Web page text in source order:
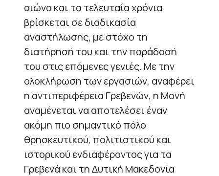
αιώνα και τα τελευταία χρόνια
βρίσκεται σε διαδικασία
αναστήλωσης, με στόχο τη
διατήρησή του και την παράδοσή
του στις επόμενες γενιές. Με την
ολοκλήρωση των εργασιών, αναφέρει
η αντιπεριφέρεια Γρεβενών, η Μονή
αναμένεται να αποτελέσει έναν
ακόμη πιο σημαντικό πόλο
θρησκευτικού, πολιτιστικού και
ιστορικού ενδιαφέροντος για τα
Γρεβενά και τη Δυτική Μακεδονία